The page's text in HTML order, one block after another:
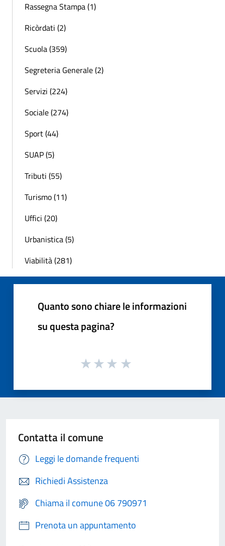
Rassegna Stampa (1)
Ricòrdati (2)
Scuola (359)
Segreteria Generale (2)
Servizi (224)
Sociale (274)
Sport (44)
SUAP (5)
Tributi (55)
Turismo (11)
Uffici (20)
Urbanistica (5)
Viabilità (281)
Quanto sono chiare le informazioni
su questa pagina?
Contatta il comune
Leggi le domande frequenti
Richiedi Assistenza
Chiama il comune 06 790971
Prenota un appuntamento